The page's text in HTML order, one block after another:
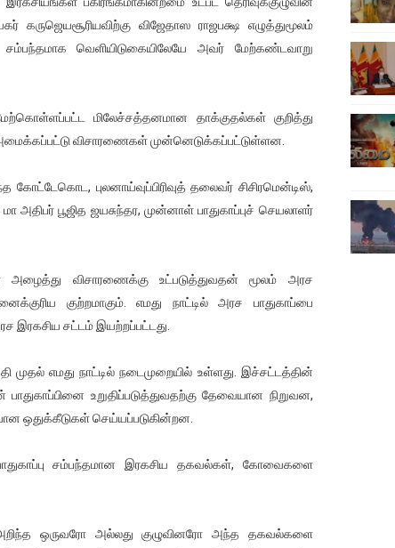
விட்டுவிட்டுனர்!!
கருஜெயசூரியவிற்கு விஜேதாஸ ராஜபக்ஷ எழுத்துமூலம்
வெளியிடுகையிலேயே அவர் மேற்கண்டவாறு
மிலேச்சத்தனமான தாக்குதல்கள் குறித்து
விசாரணைகள் முன்னெடுக்கப்பட்டுள்ளன.
கோட்டேகொட, புலனாய்வுப்பிரிவுத் தலைவர் சிசிரமென்டிஸ்,
அதிபர் பூஜித ஜயசுந்தர, முன்னாள் பாதுகாப்புச் செயலாளர்
அழைத்து விசாரணைக்கு உட்படுத்துவதன் மூலம் அரச
குற்றமாகும். எமது நாட்டில் அரச பாதுகாப்பை
இரகசிய சட்டம் இயற்றப்பட்டது.
எமது நாட்டில் நடைமுறையில் உள்ளது. இச்சட்டத்தின்
உறுதிப்படுத்துவதற்கு தேவையான நிறுவன,
ஒதுக்கீடுகள் செய்யப்படுகின்றன.
சம்பந்தமான இரகசிய தகவல்கள், கோவைகளை
ஒருவரோ அல்லது குழுவினரோ அந்த தகவல்களை